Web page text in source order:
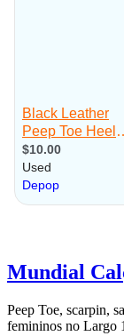
Mundial
Peep Toe, scarpin,
femininos no Largo